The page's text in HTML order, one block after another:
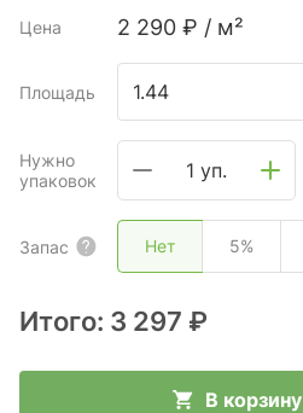
Цена 2 290 ₽ / м²
Площадь
Нужно
упаковок
1 уп.
Запас Нет 5%
Итого: 3 297 ₽
В корзину